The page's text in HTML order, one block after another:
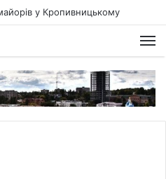
у Кропивницькому